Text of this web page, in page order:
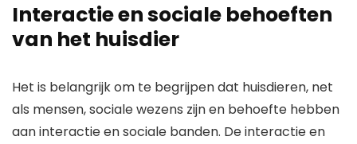
Interactie en sociale behoeften
van het huisdier
Het is belangrijk om te begrijpen dat huisdieren, net
als mensen, sociale wezens zijn en behoefte hebben
aan interactie en sociale banden. De interactie en